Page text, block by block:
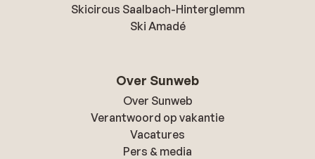
Skicircus Saalbach-Hinterglemm
Ski Amadé
Over Sunweb
Over Sunweb
Verantwoord op vakantie
Vacatures
Pers & media